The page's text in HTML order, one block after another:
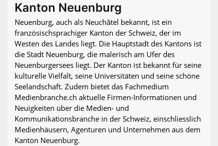
Kanton Neuenburg
Neuenburg, auch als Neuchâtel bekannt, ist ein
französischsprachiger Kanton der Schweiz, der im
Westen des Landes liegt. Die Hauptstadt des Kantons ist
die Stadt Neuenburg, die malerisch am Ufer des
Neuenburgersees liegt. Der Kanton ist bekannt für seine
kulturelle Vielfalt, seine Universitäten und seine schöne
Seelandschaft. Zudem bietet das Fachmedium
Medienbranche.ch aktuelle Firmen-Informationen und
Neuigkeiten über die Medien- und
Kommunikationsbranche in der Schweiz, einschliesslich
Medienhäusern, Agenturen und Unternehmen aus dem
Kanton Neuenburg.